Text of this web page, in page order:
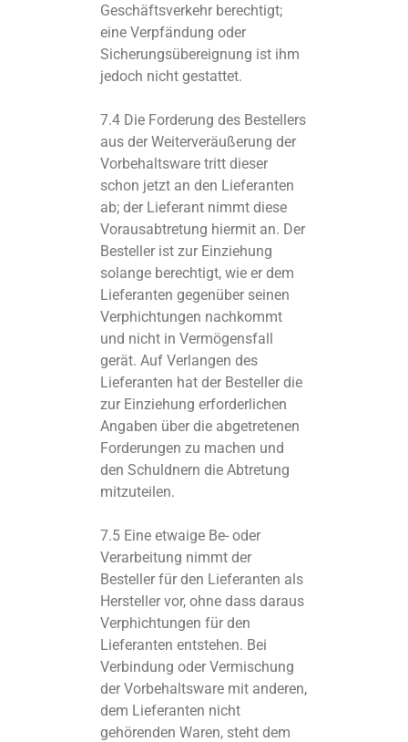
Geschäftsverkehr berechtigt;
eine Verpfändung oder
Sicherungsübereignung ist ihm
jedoch nicht gestattet.
7.4 Die Forderung des Bestellers
aus der Weiterveräußerung der
Vorbehaltsware tritt dieser
schon jetzt an den Lieferanten
ab; der Lieferant nimmt diese
Vorausabtretung hiermit an. Der
Besteller ist zur Einziehung
solange berechtigt, wie er dem
Lieferanten gegenüber seinen
Verphichtungen nachkommt
und nicht in Vermögensfall
gerät. Auf Verlangen des
Lieferanten hat der Besteller die
zur Einziehung erforderlichen
Angaben über die abgetretenen
Forderungen zu machen und
den Schuldnern die Abtretung
mitzuteilen.
7.5 Eine etwaige Be- oder
Verarbeitung nimmt der
Besteller für den Lieferanten als
Hersteller vor, ohne dass daraus
Verphichtungen für den
Lieferanten entstehen. Bei
Verbindung oder Vermischung
der Vorbehaltsware mit anderen,
dem Lieferanten nicht
gehörenden Waren, steht dem